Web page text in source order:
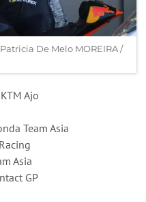
De Melo MOREIRA /
Ajo
Team Asia
Asia
GP